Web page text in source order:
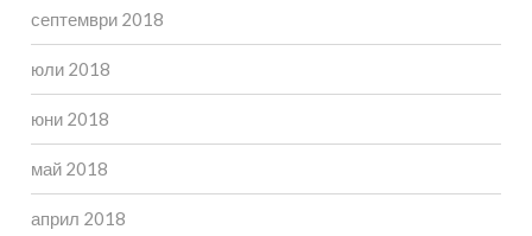
септември 2018
юли 2018
юни 2018
май 2018
април 2018